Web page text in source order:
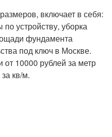
включает в себя:
устройству, уборка
фундамента
под ключ в Москве.
10000 рублей за метр
кв/м.